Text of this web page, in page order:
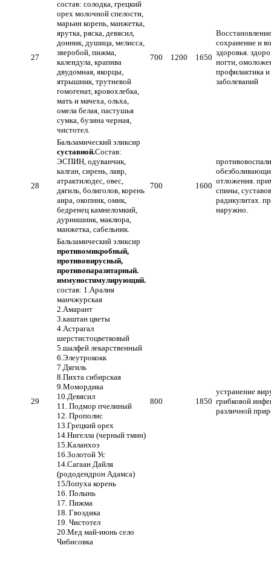
27
состав: солодка, грецкий
орех молочной спелости,
марьин корень, манжетка,
ярутка, ряска, девясил,
донник, душица, мелисса,
зверобой, пижма,
календула, крапива
двудомная, якорцы,
ятрышник, трутневой
гомогенат, кровохлебка,
мать и мачеха, ольха,
омела белая, пастушья
сумка, бузина черная,
чистотел.
700 1200 1650
сохранение и
здоровья.
ногти,
профилактика
заболеваний
28
Бальзамический эликсир
суставной.Состав:
ЭСПИН, одуванчик,
калган, сирень, лавр,
атрактилодес, овес,
дягиль, болиголов, корень
аира, окопник, омик,
бедренец камнеломкий,
дурнишник, маклюра,
манжетка, сабельник.
700 1600
отложения.
спины,
радикулитах.
наружно.
29
Бальзамический эликсир
противомикробный,
противовирусный,
противопаразитарный.
иммуностимулирующий.
состав: 1.Аралия
манчжурская
2.Амарант
3.каштан цветы
4.Астрагал
шерстистоцветковый
5.шалфей лекарственный
6.Элеутрококк
7.Дягиль
8.Пихта сибирская
9.Момордика
10.Девясил
11. Подмор пчелиный
12. Прополис
13.Грецкий орех
14.Нигелла (черный тмин)
15.Каланхоэ
16.Золотой Ус
14.Сагаан Дайля
(рододендрон Адамса)
15Лопуха корень
16. Полынь
17. Пижма
18. Гвоздика
19. Чистотел
20.Мед май-июнь село
Чибисовка
800 1850
устранение
грибковой
различной